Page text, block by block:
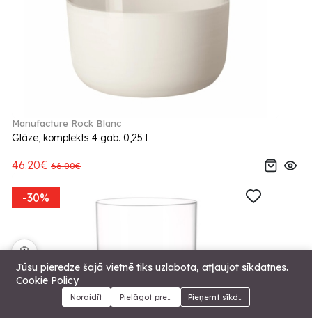
Menu Kategorijas Meklēt Grozs
Manufacture Rock Blanc
Glāze, komplekts 4 gab. 0,25 l
46.20€ 66.00€
-30%
Jūsu pieredze šajā vietnē tiks uzlabota, atļaujot sīkdatnes.
Cookie Policy
Noraidīt Pielāgot preferencesPieņemt sīkdatnes
🍪